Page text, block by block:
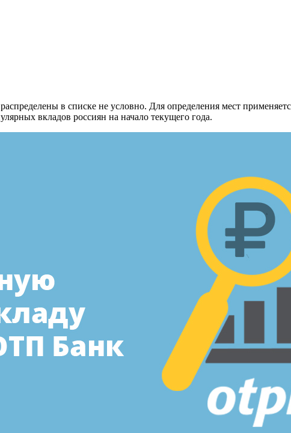
в списке не условно. Для определения мест
вкладов россиян на начало текущего года.